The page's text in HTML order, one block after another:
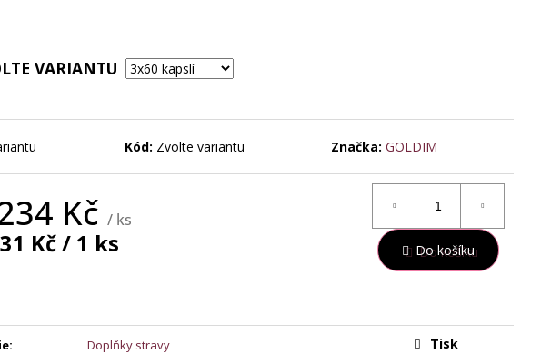
VARIANTU
Kód: Zvolte variantu Značka: GOLDIM
Kč / ks
Kč / 1 ks Do košíku
:
Doplňky stravy
Tisk
SÓJOVÝ PROTEIN IZOLÁT 90% BEZ
OCHUCENÍ 800G